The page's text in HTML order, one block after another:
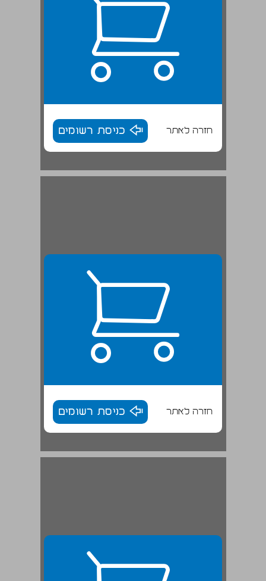
חזרה לאתר כניסת רשומים
1. הגנֶים הפוליטיים מבית סבא ... 17
חזרה לאתר כניסת רשומים